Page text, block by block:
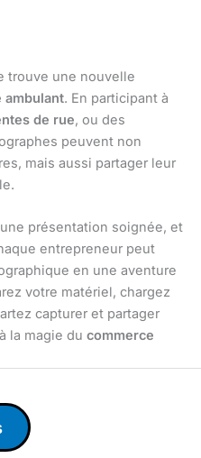
trouve une nouvelle
ambulant. En participant à
de rue, ou des
peuvent non
mais aussi partager leur
présentation soignée, et
entrepreneur peut
en une aventure
votre matériel, chargez
capturer et partager
la magie du commerce